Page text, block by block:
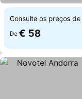
Consulte os preços de
De € 58